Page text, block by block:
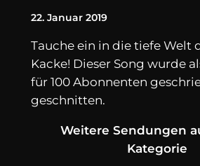
22. Januar 2019
Tauche ein in die tiefe Welt
Kacke! Dieser Song wurde
für 100 Abonnenten
geschnitten.
Weitere Sendungen
Kategorie